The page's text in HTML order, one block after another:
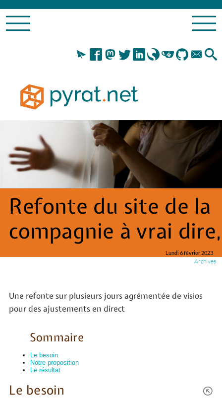
Refonte du site de la
compagnie à vrai dire,
Lundi 6 février 2023
Archives
Une refonte sur plusieurs jours agrémentée de visios
pour des ajustements en direct
Sommaire
Le besoin
Notre proposition
Le résultat
Le besoin